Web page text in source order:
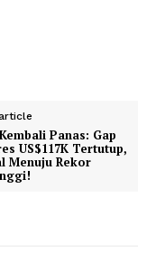
Panas: Gap
US$117K Tertutup,
Menuju Rekor